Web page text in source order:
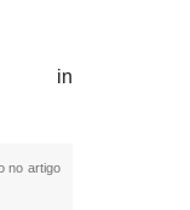
in
no artigo